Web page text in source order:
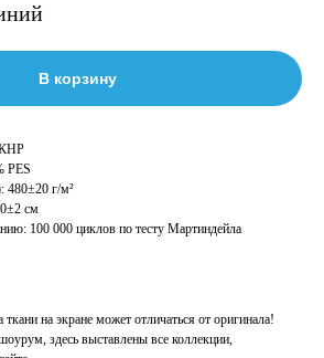
В корзину
КНР
PES
480±20 г/м²
см
100 000 циклов по тесту Мартиндейла
ткани на экране может отличаться от оригинала!
здесь выставлены все коллекции,